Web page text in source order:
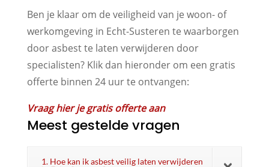
Ben je klaar om de veiligheid van je woon- of
werkomgeving in Echt-Susteren te waarborgen
door asbest te laten verwijderen door
specialisten? Klik dan hieronder om een gratis
offerte binnen 24 uur te ontvangen:
Vraag hier je gratis offerte aan
Meest gestelde vragen
1. Hoe kan ik asbest veilig laten verwijderen